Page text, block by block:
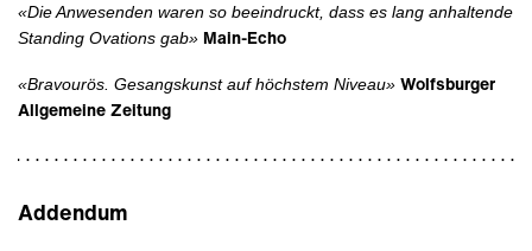
«Die Anwesenden waren so beeindruckt, dass es lang anhaltende
Standing Ovations gab» Main-Echo
«Bravourös. Gesangskunst auf höchstem Niveau» Wolfsburger
Allgemeine Zeitung
Addendum